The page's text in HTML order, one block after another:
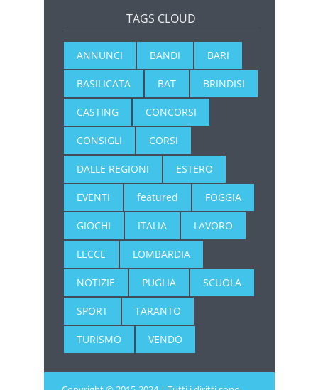
TAGS CLOUD
ANNUNCI BANDI BARI
BASILICATA BAT BRINDISI
CASTING CONCORSI
CONSIGLI CORSI
DALLE REGIONI ESTERO
EVENTI featured FOGGIA
GIOCHI ITALIA LAVORO
LECCE LOMBARDIA
NOTIZIE PUGLIA SCUOLA
SPORT TARANTO
TURISMO VENDO